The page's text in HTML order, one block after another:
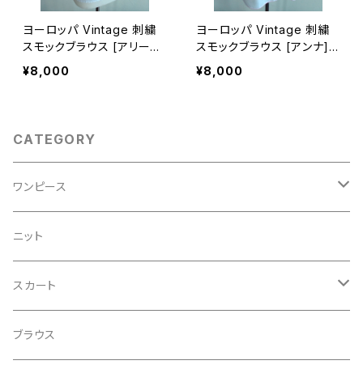
ヨーロッパ Vintage 刺繍
スモックブラウス [アリーズ]
eubl0001
¥8,000
ヨーロッパ Vintage 刺繍
スモックブラウス [アンナ]
eubl0003
¥8,000
CATEGORY
ワンピース
チロル
レトロ
ニット
スカート
チロル
ブラウス